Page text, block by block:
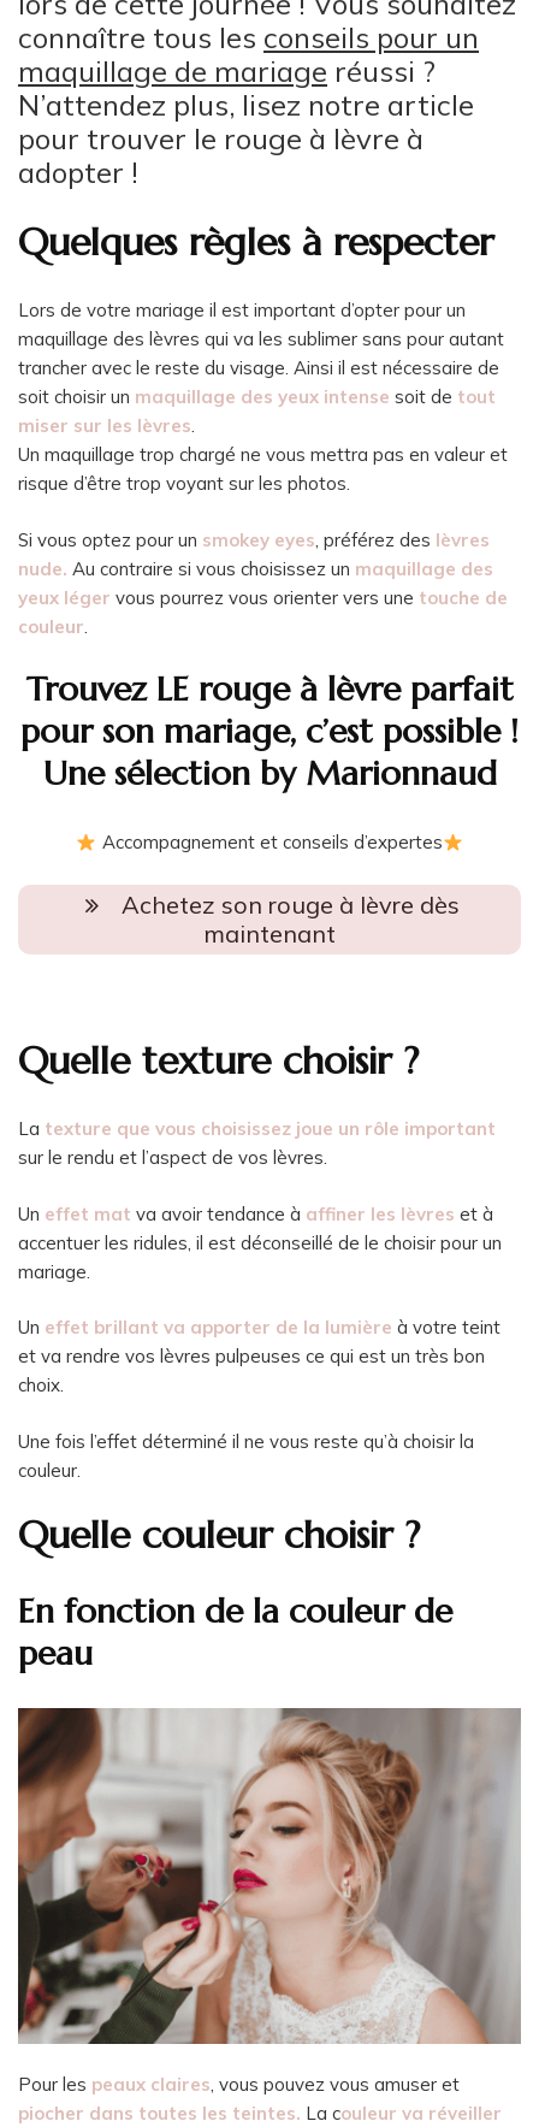
connaître tous les conseils pour un
maquillage de mariage réussi ?
N’attendez plus, lisez notre article
pour trouver le rouge à lèvre à
adopter !
Quelques règles à respecter
Lors de votre mariage il est important d’opter pour un
maquillage des lèvres qui va les sublimer sans pour autant
trancher avec le reste du visage. Ainsi il est nécessaire de
soit choisir un maquillage des yeux intense soit de tout
miser sur les lèvres.
Un maquillage trop chargé ne vous mettra pas en valeur et
risque d’être trop voyant sur les photos.
Si vous optez pour un smokey eyes , préférez des lèvres
nude. Au contraire si vous choisissez un maquillage des
yeux léger vous pourrez vous orienter vers une touche de
couleur
Trouvez LE rouge à lèvre parfait
pour son mariage, c’est possible !
Une sélection by Marionnaud
Accompagnement et conseils d’expertes
Achetez son rouge à lèvre dès
maintenant
Quelle texture choisir ?
La texture que vous choisissez joue un rôle important
sur le rendu et l’aspect de vos lèvres.
Un effet mat va avoir tendance à affiner les lèvres et à
accentuer les ridules, il est déconseillé de le choisir pour un
mariage.
Un effet brillant va apporter de la lumière à votre teint
et va rendre vos lèvres pulpeuses ce qui est un très bon
choix.
Une fois l’effet déterminé il ne vous reste qu’à choisir la
couleur.
Quelle couleur choisir ?
En fonction de la couleur de
peau
Pour les peaux claires, vous pouvez vous amuser et
piocher dans toutes les teintes. La couleur va réveiller